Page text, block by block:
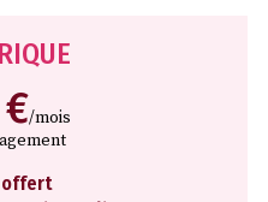
/mois
offert